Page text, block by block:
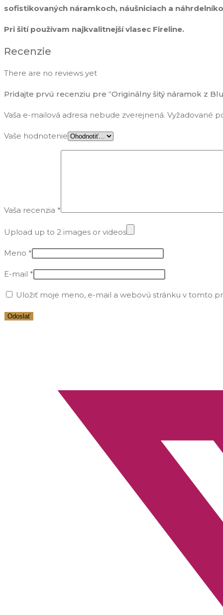
sofistikovaných náramkoch, náušniciach a
Pri šití používam najkvalitnejší vlasec Fireline.
Recenzie
There are no reviews yet
Pridajte prvú recenziu pre “Originálny šitý náramok z
Vaša e-mailová adresa nebude zverejnená. Vyžadované
Vaše hodnotenie
Vaša recenzia *
Upload up to 2 images or videos
Meno *
E-mail *
Uložiť moje meno, e-mail a webovú stránku v tomto